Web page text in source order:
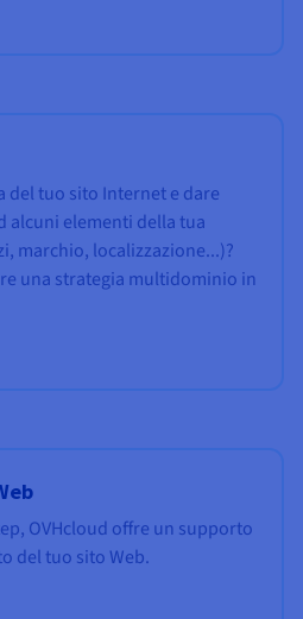
tuo sito Internet e dare
alcuni elementi della tua
marchio, localizzazione...)?
una strategia multidominio in
OVHcloud offre un supporto
del tuo sito Web.